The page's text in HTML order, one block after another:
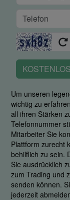
Um unseren
wichtig zu
all ihren Stärken
Telefonnummer
Mitarbeiter Sie
Plattform zurecht
behilflich zu sein.
Sie ausdrücklich
zum Trading und
senden können.
jederzeit